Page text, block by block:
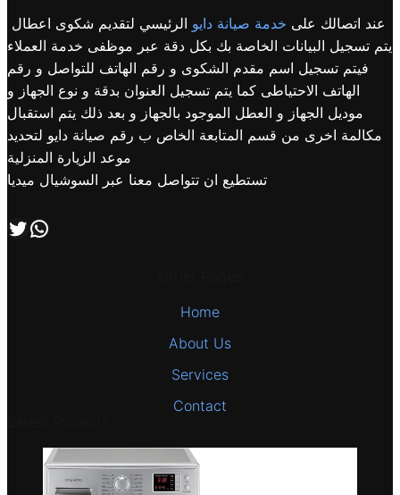
عند اتصالك على خدمة صيانة دايو الرئيسي لتقديم شكوى اعطال
يتم تسجيل البيانات الخاصة بك بكل دقة عبر موظفى خدمة العملاء
فيتم تسجيل اسم مقدم الشكوى و رقم الهاتف للتواصل و رقم
الهاتف الاحتياطى كما يتم تسجيل العنوان بدقة و نوع الجهاز و
موديل الجهاز و العطل الموجود بالجهاز و بعد ذلك يتم استقبال
مكالمة اخرى من قسم المتابعة الخاص ب رقم صيانة دايو لتحديد
موعد الزيارة المنزلية
تستطيع ان تتواصل معنا عبر السوشيال ميديا
تابعنا علي صفحة التويتر اتصل بنا علي طريق الوتساب
Home
About Us
Services
Contact